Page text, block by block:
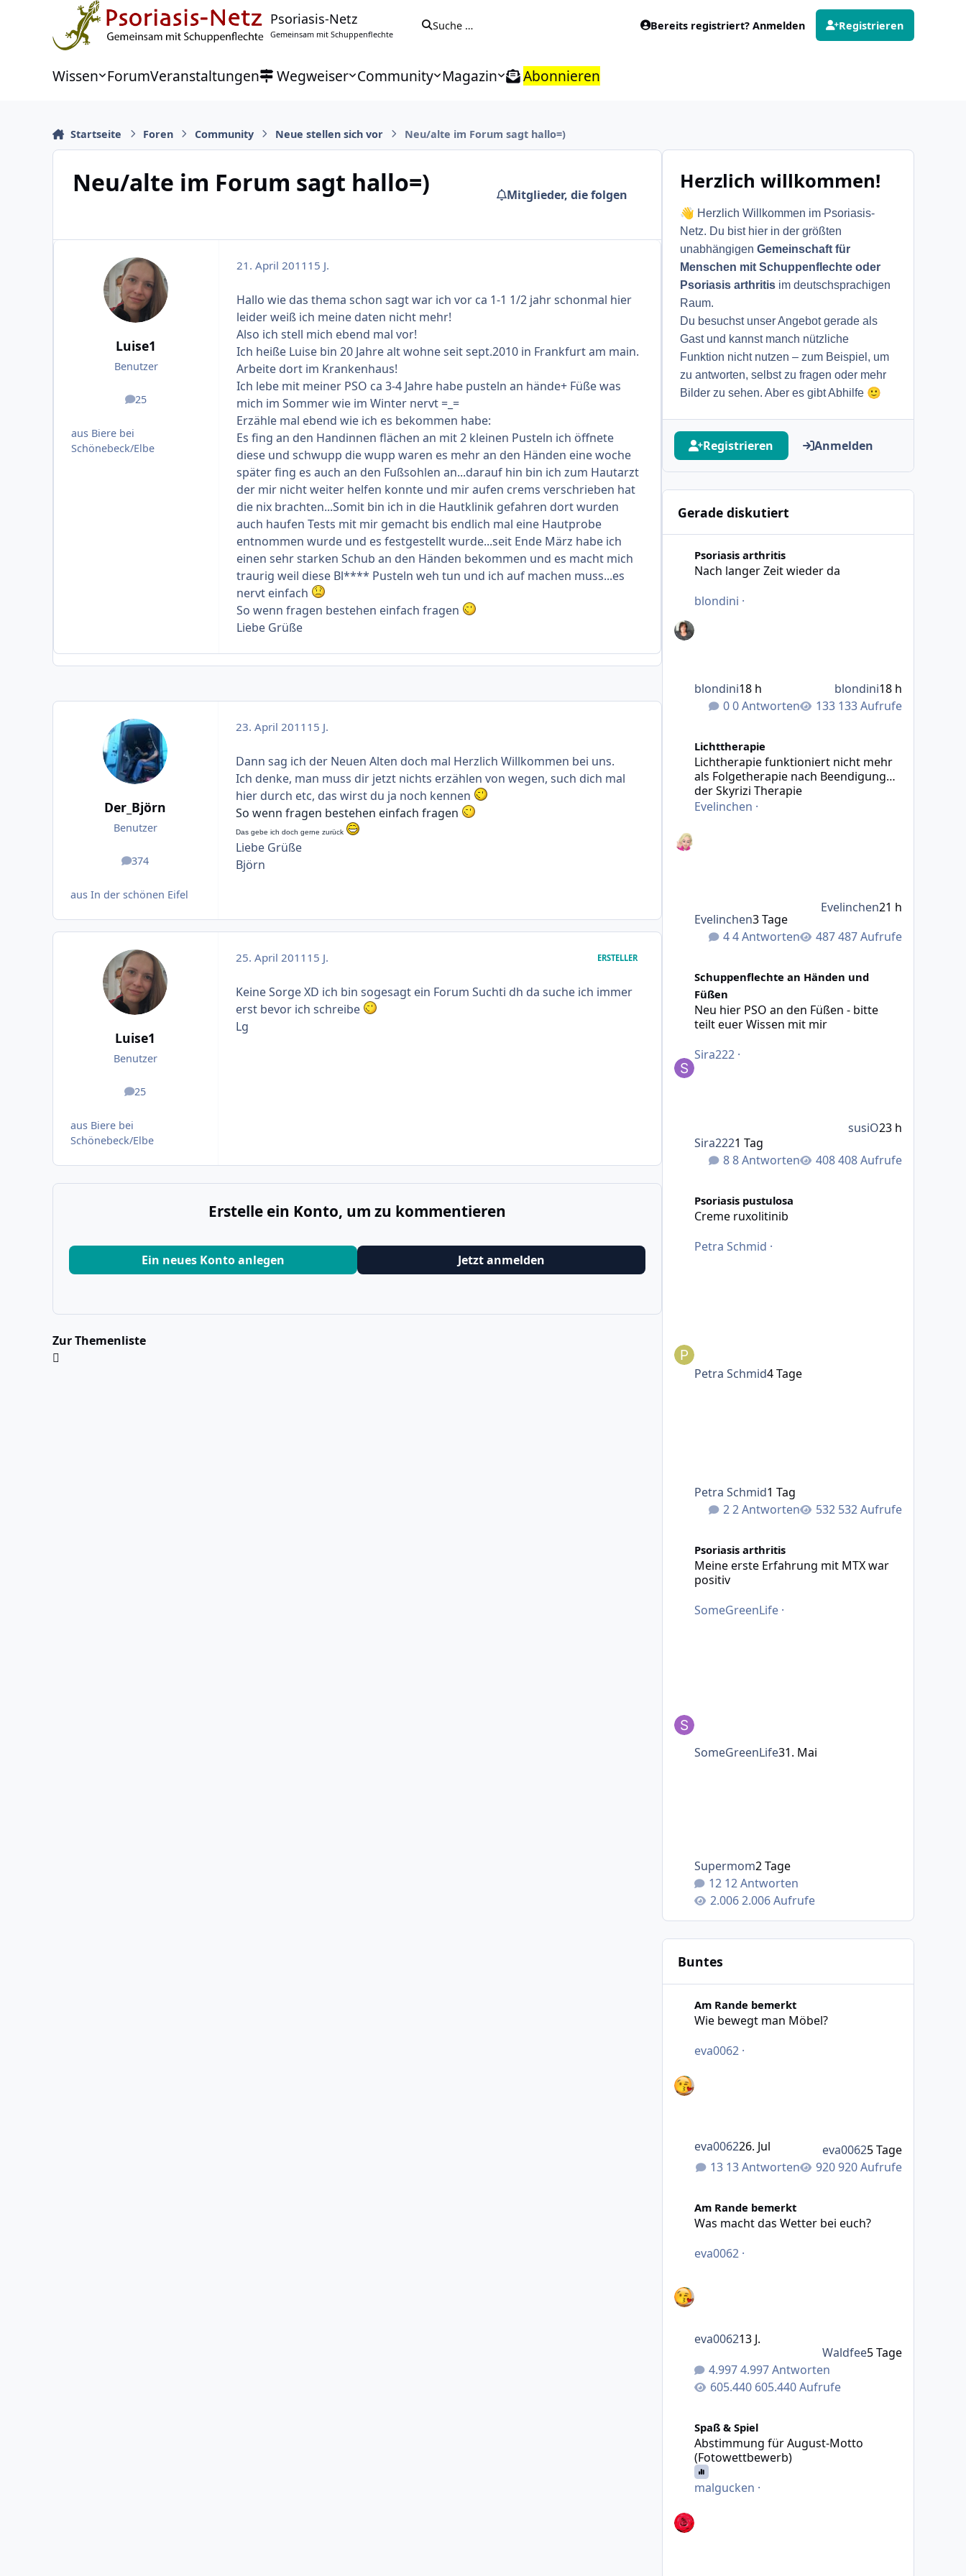
Zu Inhalt springen
Psoriasis-Netz
Gemeinsam mit Schuppenflechte
Suche … Bereits registriert? Anmelden Registrieren
Wissen ForumVeranstaltungen Wegweiser Community Magazin Abonnieren
Startseite Foren Community Neue stellen sich vor Neu/alte im Forum sagt hallo=)
Neu/alte im Forum sagt hallo=) Mitglieder, die folgen
Luise1
Benutzer
25
Beiträge
aus Biere bei
Schönebeck/Elbe
21. April 2011 15 J.
Hallo wie das thema schon sagt war ich vor ca 1-1 1/2 jahr schonmal hier
leider weiß ich meine daten nicht mehr!
Also ich stell mich ebend mal vor!
Ich heiße Luise bin 20 Jahre alt wohne seit sept.2010 in Frankfurt am main.
Arbeite dort im Krankenhaus!
Ich lebe mit meiner PSO ca 3-4 Jahre habe pusteln an hände+ Füße was
mich im Sommer wie im Winter nervt =_=
Erzähle mal ebend wie ich es bekommen habe:
Es fing an den Handinnen flächen an mit 2 kleinen Pusteln ich öffnete
diese und schwupp die wupp waren es mehr an den Händen eine woche
später fing es auch an den Fußsohlen an...darauf hin bin ich zum Hautarzt
der mir nicht weiter helfen konnte und mir aufen crems verschrieben hat
die nix brachten...Somit bin ich in die Hautklinik gefahren dort wurden
auch haufen Tests mit mir gemacht bis endlich mal eine Hautprobe
entnommen wurde und es festgestellt wurde...seit Ende März habe ich
einen sehr starken Schub an den Händen bekommen und es macht mich
traurig weil diese Bl**** Pusteln weh tun und ich auf machen muss...es
nervt einfach
So wenn fragen bestehen einfach fragen
Liebe Grüße
Der_Björn
Benutzer
374
Beiträge
aus In der schönen Eifel
23. April 2011 15 J.
Dann sag ich der Neuen Alten doch mal Herzlich Willkommen bei uns.
Ich denke, man muss dir jetzt nichts erzählen von wegen, such dich mal
hier durch etc, das wirst du ja noch kennen
So wenn fragen bestehen einfach fragen
Das gebe ich doch gerne zurück
Liebe Grüße
Björn
Luise1
Benutzer
25
Beiträge
aus Biere bei
Schönebeck/Elbe
25. April 2011 15 J. ERSTELLER
Keine Sorge XD ich bin sogesagt ein Forum Suchti dh da suche ich immer
erst bevor ich schreibe
Lg
Erstelle ein Konto, um zu kommentieren
Ein neues Konto anlegen Jetzt anmelden
Zur Themenliste
Herzlich willkommen!
👋 Herzlich Willkommen im Psoriasis-
Netz. Du bist hier in der größten
unabhängigenGemeinschaft für
Menschen mit Schuppenflechte oder
Psoriasis arthritis im deutschsprachigen
Raum.
Du besuchst unser Angebot gerade als
Gast und kannst manch nützliche
Funktion nicht nutzen – zum Beispiel, um
zu antworten, selbst zu fragen oder mehr
Bilder zu sehen. Aber es gibt Abhilfe 🙂
Registrieren Anmelden
Gerade diskutiert
Psoriasis arthritis
Nach langer Zeit wieder da
blondini ·
0 Antworten 133 Aufrufe
blondini18 h blondini18 h
Lichttherapie
Lichtherapie funktioniert nicht mehr
als Folgetherapie nach Beendigung
der Skyrizi Therapie
Evelinchen ·
4 Antworten 487 Aufrufe
Evelinchen3 Tage
Evelinchen21 h
Schuppenflechte an Händen und
Füßen
Neu hier PSO an den Füßen - bitte
teilt euer Wissen mit mir
Sira222 ·
8 Antworten 408 Aufrufe
Sira2221 Tag
susiO23 h
Psoriasis pustulosa
Creme ruxolitinib
Petra Schmid ·
2 Antworten 532 Aufrufe
Petra Schmid4 Tage
Petra Schmid1 Tag
Psoriasis arthritis
Meine erste Erfahrung mit MTX war
positiv
SomeGreenLife ·
12 Antworten
2.006 Aufrufe
SomeGreenLife31. Mai
Supermom2 Tage
Buntes
Am Rande bemerkt
Wie bewegt man Möbel?
eva0062 ·
13 Antworten 920 Aufrufe
eva006226. Jul eva00625 Tage
Am Rande bemerkt
Was macht das Wetter bei euch?
eva0062 ·
4.997 Antworten
605.440 Aufrufe
eva006213 J.
Waldfee5 Tage
Spaß & Spiel
Abstimmung für August-Motto
(Fotowettbewerb)
malgucken ·